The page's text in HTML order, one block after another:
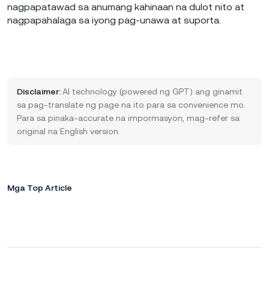
nagpapatawad sa anumang kahinaan na dulot nito at
nagpapahalaga sa iyong pag-unawa at suporta.
Disclaimer:AI technology (powered ng GPT) ang ginamit
sa pag-translate ng page na ito para sa convenience mo.
Para sa pinaka-accurate na impormasyon, mag-refer sa
original na English version.
Mga Top Article